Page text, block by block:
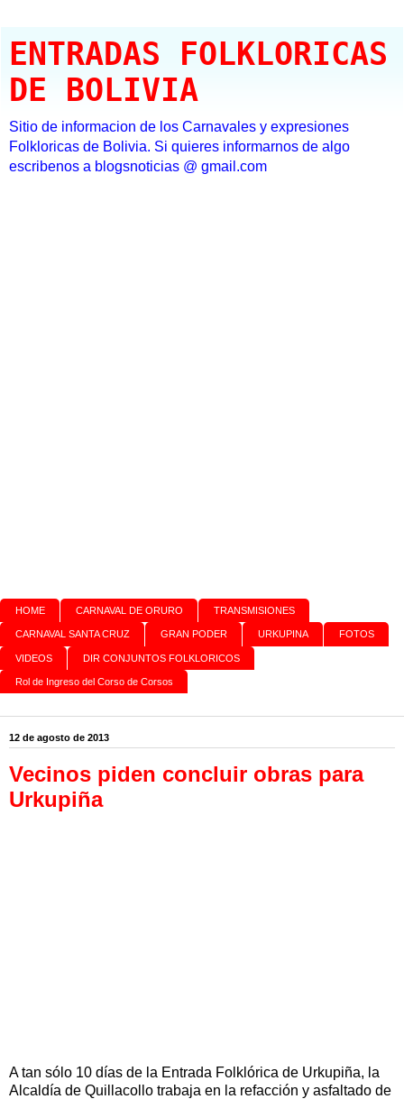
ENTRADAS FOLKLORICAS
DE BOLIVIA
Sitio de informacion de los Carnavales y expresiones
Folkloricas de Bolivia. Si quieres informarnos de algo
escribenos a blogsnoticias @ gmail.com
HOME CARNAVAL DE ORURO TRANSMISIONES
CARNAVAL SANTA CRUZ GRAN PODER URKUPINA FOTOS
VIDEOS DIR CONJUNTOS FOLKLORICOS
Rol de Ingreso del Corso de Corsos
12 de agosto de 2013
Vecinos piden concluir obras para
Urkupiña
A tan sólo 10 días de la Entrada Folklórica de Urkupiña, la
Alcaldía de Quillacollo trabaja en la refacción y asfaltado de